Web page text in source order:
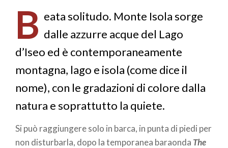
pane
B eata solitudo. Monte Isola sorge
dalle azzurre acque del Lago
d’Iseo ed è contemporaneamente
montagna, lago e isola (come dice il
nome), con le gradazioni di colore dalla
natura e soprattutto la quiete.
Si può raggiungere solo in barca, in punta di piedi per
non disturbarla, dopo la temporanea baraonda The